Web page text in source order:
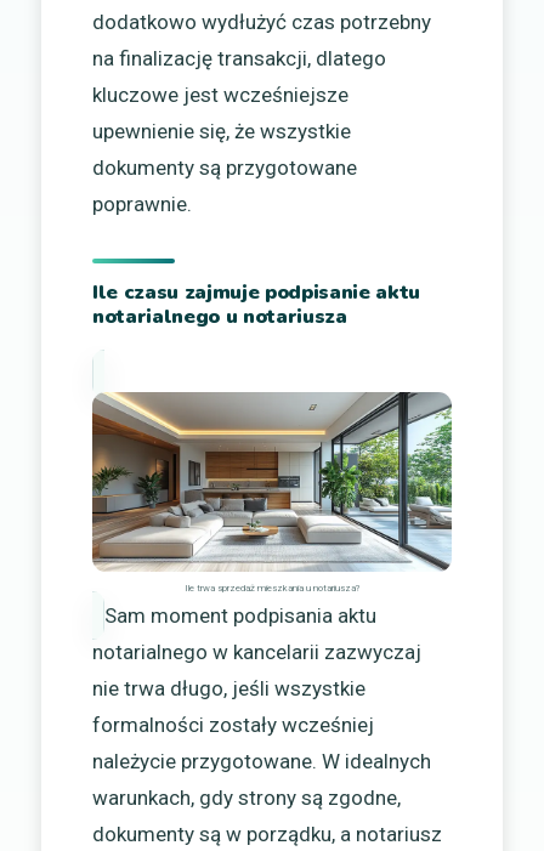
dodatkowo wydłużyć czas potrzebny
na finalizację transakcji, dlatego
kluczowe jest wcześniejsze
upewnienie się, że wszystkie
dokumenty są przygotowane
poprawnie.
Ile czasu zajmuje podpisanie aktu
notarialnego u notariusza
Ile trwa sprzedaż mieszkania u notariusza?
Sam moment podpisania aktu
notarialnego w kancelarii zazwyczaj
nie trwa długo, jeśli wszystkie
formalności zostały wcześniej
należycie przygotowane. W idealnych
warunkach, gdy strony są zgodne,
dokumenty są w porządku, a notariusz